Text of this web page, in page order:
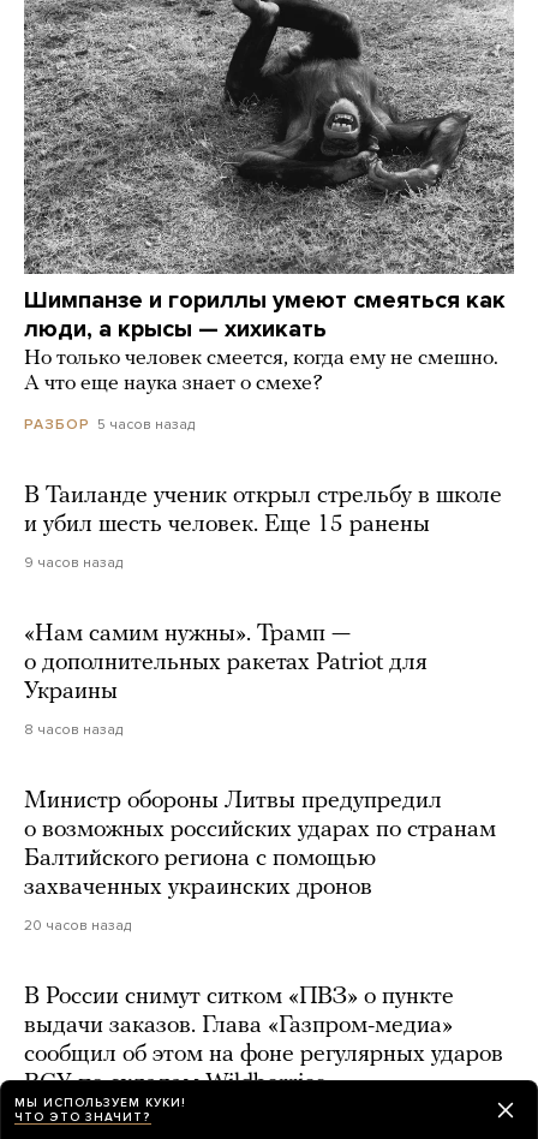
Шимпанзе и гориллы умеют смеяться как
люди, а крысы — хихикать
Но только человек смеется, когда ему не смешно.
А что еще наука знает о смехе?
РАЗБОР 5 часов назад
В Таиланде ученик открыл стрельбу в школе
и убил шесть человек. Еще 15 ранены
9 часов назад
«Нам самим нужны». Трамп —
о дополнительных ракетах Patriot для
Украины
8 часов назад
Министр обороны Литвы предупредил
о возможных российских ударах по странам
Балтийского региона с помощью
захваченных украинских дронов
20 часов назад
В России снимут ситком «ПВЗ» о пункте
выдачи заказов. Глава «Газпром-медиа»
сообщил об этом на фоне регулярных ударов
ВСУ по складам Wildberries
21 час назад
МЫ ИСПОЛЬЗУЕМ КУКИ!
ЧТО ЭТО ЗНАЧИТ?